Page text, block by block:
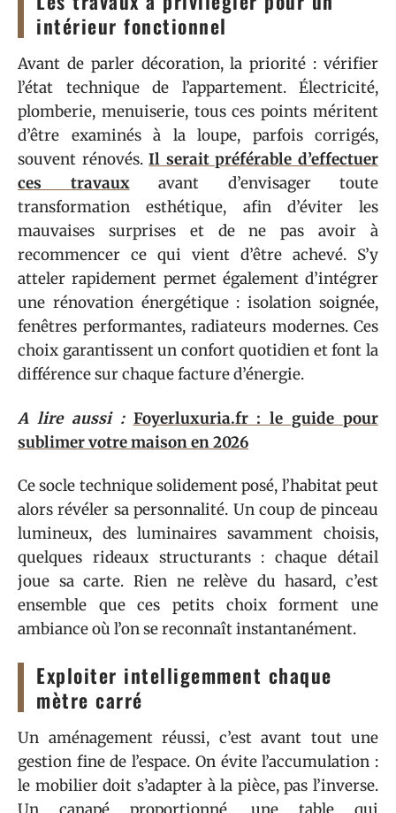
intérieur fonctionnel
Avant de parler décoration, la priorité : vérifier
l’état technique de l’appartement. Électricité,
plomberie, menuiserie, tous ces points méritent
d’être examinés à la loupe, parfois corrigés,
souvent rénovés.Il serait préférable d’effectuer
ces travauxavant d’envisager toute
transformation esthétique, afin d’éviter les
mauvaises surprises et de ne pas avoir à
recommencer ce qui vient d’être achevé. S’y
atteler rapidement permet également d’intégrer
une rénovation énergétique : isolation soignée,
fenêtres performantes, radiateurs modernes. Ces
choix garantissent un confort quotidien et font la
différence sur chaque facture d’énergie.
A lire aussi : Foyerluxuria.fr : le guide pour
sublimer votre maison en 2026
Ce socle technique solidement posé, l’habitat peut
alors révéler sa personnalité. Un coup de pinceau
lumineux, des luminaires savamment choisis,
quelques rideaux structurants : chaque détail
joue sa carte. Rien ne relève du hasard, c’est
ensemble que ces petits choix forment une
ambiance où l’on se reconnaît instantanément.
Exploiter intelligemment chaque
mètre carré
Un aménagement réussi, c’est avant tout une
gestion fine de l’espace. On évite l’accumulation :
le mobilier doit s’adapter à la pièce, pas l’inverse.